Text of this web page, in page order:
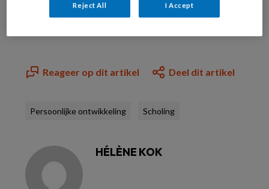
Al abonnee? Log dan in
Reageer op dit artikel Deel dit artikel
Persoonlijke ontwikkeling Scholing
HÉLÈNE KOK
Reject All I Accept